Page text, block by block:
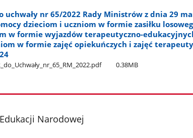
uchwały nr 65/2022 Rady Ministrów z dnia 29
dzieciom i uczniom w formie zasiłku
w formie wyjazdów terapeutyczno-
w formie zajęć opiekuńczych i zajęć
0.38MB
Narodowej